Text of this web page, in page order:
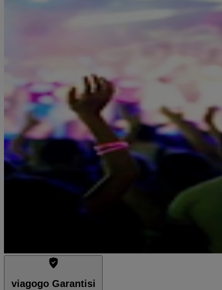
viagogo Garantisi